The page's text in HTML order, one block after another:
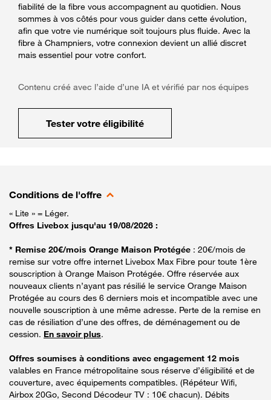
fiabilité de la fibre vous accompagnent au quotidien. Nous
sommes à vos côtés pour vous guider dans cette évolution,
afin que votre vie numérique soit toujours plus fluide. Avec la
fibre à Champniers, votre connexion devient un allié discret
mais essentiel pour votre confort.
Contenu créé avec l’aide d’une IA et vérifié par nos équipes
Tester votre éligibilité
Conditions de l'offre
« Lite » = Léger.
Offres Livebox jusqu'au 19/08/2026 :
* Remise 20€/mois Orange Maison Protégée : 20€/mois de
remise sur votre offre internet Livebox Max Fibre pour toute 1ère
souscription à Orange Maison Protégée. Offre réservée aux
nouveaux clients n’ayant pas résilié le service Orange Maison
Protégée au cours des 6 derniers mois et incompatible avec une
nouvelle souscription à une même adresse. Perte de la remise en
cas de résiliation d’une des offres, de déménagement ou de
cession. En savoir plus.
Offres soumises à conditions avec engagement 12 mois
valables en France métropolitaine sous réserve d’éligibilité et de
couverture, avec équipements compatibles. (Répéteur Wifi,
Airbox 20Go, Second Décodeur TV : 10€ chacun). Débits